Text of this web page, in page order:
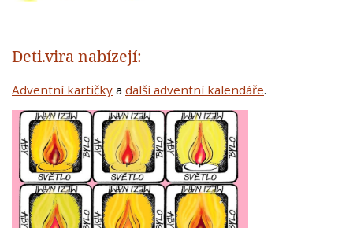
Deti.vira nabízejí:
Adventní kartičky a další adventní kalendáře.